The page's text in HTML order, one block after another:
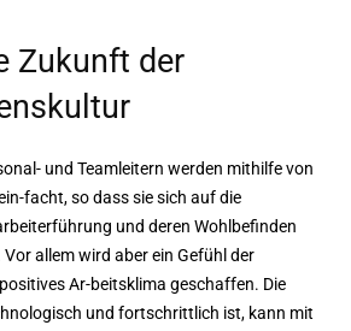
Zukunft der
und Teamleitern werden mithilfe von
facht, so dass sie sich auf die
und deren Wohlbefinden
allem wird aber ein Gefühl der
Ar-beitsklima geschaffen. Die
und fortschrittlich ist, kann mit